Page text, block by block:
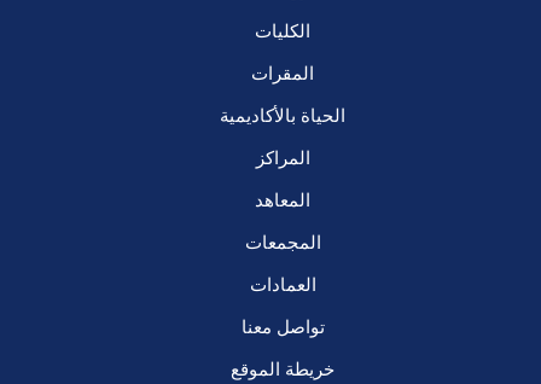
الكليات
المقرات
الحياة بالأكاديمية
المراكز
المعاهد
المجمعات
العمادات
تواصل معنا
خريطة الموقع